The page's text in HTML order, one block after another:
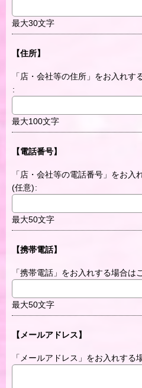
最大30文字
【住所】
「店・会社等の住所」をお入れす
:
最大100文字
【電話番号】
「店・会社等の電話番号」をお
(任意):
最大50文字
【携帯電話】
「携帯電話」をお入れする場合は
最大50文字
【メールアドレス】
「メールアドレス」をお入れする